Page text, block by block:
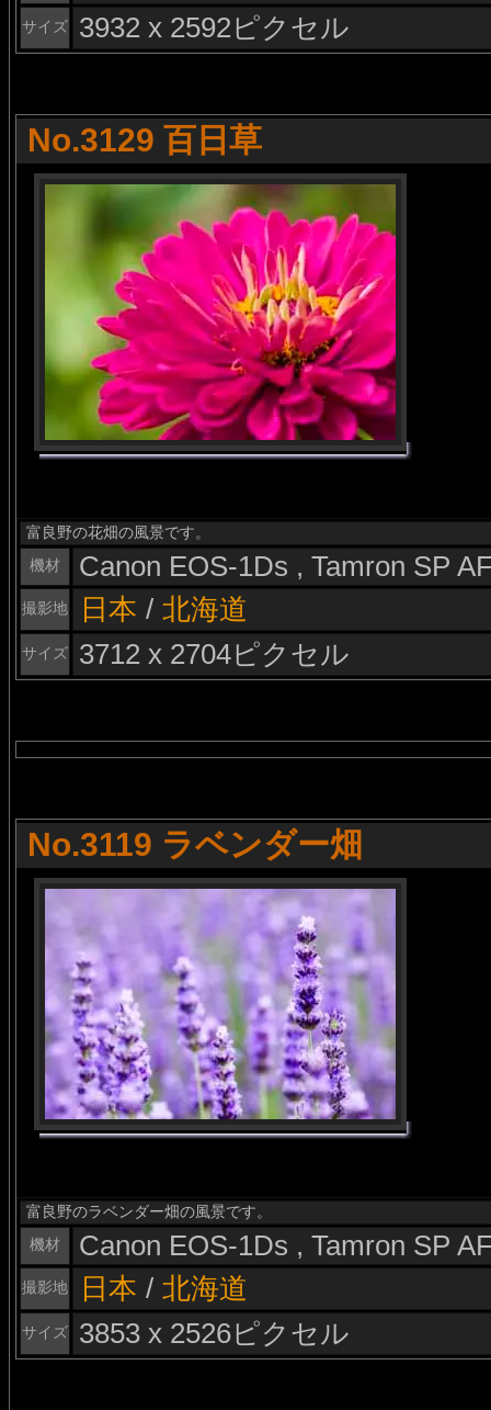
サイズ 3932 x 2592ピクセル
No.3129 百日草
富良野の花畑の風景です。
機材
Canon EOS-1Ds , Tamron SP
撮影地 日本 / 北海道
サイズ 3712 x 2704ピクセル
No.3119 ラベンダー畑
富良野のラベンダー畑の風景です。
機材
Canon EOS-1Ds , Tamron SP
撮影地 日本 / 北海道
サイズ 3853 x 2526ピクセル